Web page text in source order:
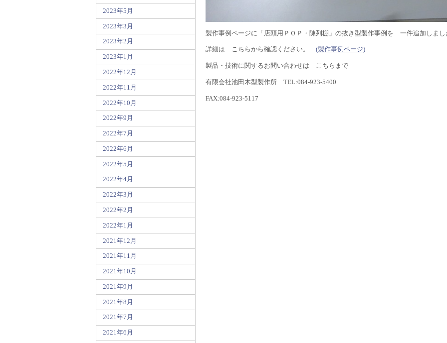
製作事例ページに「店頭用ＰＯＰ・陳列棚」の抜き型製作事例を 一件追加しまし
詳細は こちらから確認ください。 (製作事例ページ)
製品・技術に関するお問い合わせは こちらまで
有限会社池田木型製作所 TEL:084-923-5400
FAX:084-923-5117
2023年5月
2023年3月
2023年2月
2023年1月
2022年12月
2022年11月
2022年10月
2022年9月
2022年7月
2022年6月
2022年5月
2022年4月
2022年3月
2022年2月
2022年1月
2021年12月
2021年11月
2021年10月
2021年9月
2021年8月
2021年7月
2021年6月